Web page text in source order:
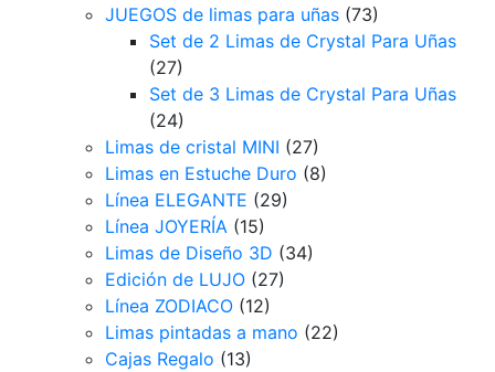
JUEGOS de limas para uñas (73)
Set de 2 Limas de Crystal Para Uñas
(27)
Set de 3 Limas de Crystal Para Uñas
(24)
Limas de cristal MINI (27)
Limas en Estuche Duro (8)
Línea ELEGANTE (29)
Línea JOYERÍA (15)
Limas de Diseño 3D (34)
Edición de LUJO (27)
Línea ZODIACO (12)
Limas pintadas a mano (22)
Cajas Regalo (13)